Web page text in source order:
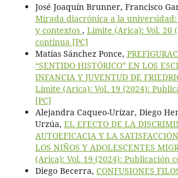
José Joaquín Brunner, Francisco
Mirada diacrónica a la
y contextos , Límite (Arica): Vol. 20
continua [PC]
Matías Sánchez Ponce,
“SENTIDO HISTÓRICO” EN LOS
INFANCIA Y JUVENTUD DE
Límite (Arica): Vol. 19 (2024):
[PC]
Alejandra Caqueo-Urízar, Diego
Urzúa, EL EFECTO DE LA
AUTOEFICACIA Y LA
LOS NIÑOS Y ADOLESCENTES
(Arica): Vol. 19 (2024): Publicación
Diego Becerra, CONFUSIONES